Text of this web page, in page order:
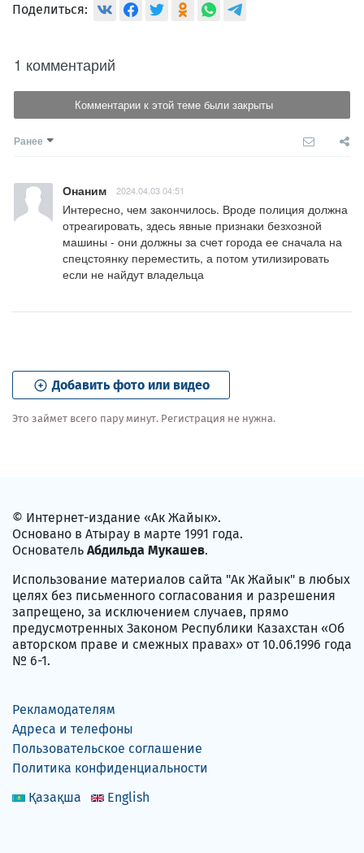
Поделиться:
1 комментарий
Комментарии к этой теме были закрыты
Ранее
Онаним 2024.04.03 04:51
Интересно, чем закончилось. Вроде полиция должна
отреагировать, здесь явные признаки безхозной
машины - они должны за счет города ее сначала на
спецстоянку переместить, а потом утилизировать
если не найдут владельца
Добавить фото или видео
Это займет всего пару минут. Регистрация не нужна.
© Интернет-издание «Ак Жайык».
Основано в Атырау в марте 1991 года.
Основатель Абдильда Мукашев.
Использование материалов сайта "Ак Жайык" в любых
целях без письменного согласования и разрешения
запрещено, за исключением случаев, прямо
предусмотренных Законом Республики Казахстан «Об
авторском праве и смежных правах» от 10.06.1996 года
№ 6-1.
Рекламодателям
Адреса и телефоны
Пользовательское соглашение
Политика конфиденциальности
Қазақша
English